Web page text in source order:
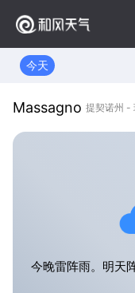
今天
Massagno 提契诺州 -
今晚雷阵雨。明天